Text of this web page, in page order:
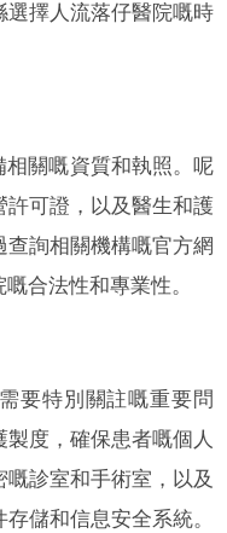
擇人流落仔醫院嘅時
關嘅資質和執照。呢
許可證，以及醫生和護
詢相關機構嘅官方網
合法性和專業性。
要特別關註嘅重要問
度，確保患者嘅個人
診室和手術室，以及
儲和信息安全系統。